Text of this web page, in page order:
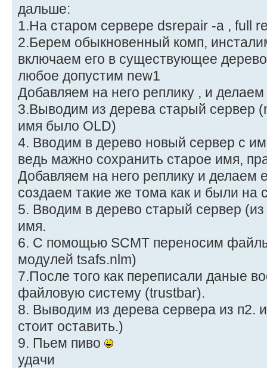
дальше:
1.На старом сервере dsrepair -a , full
2.Берем обыкновенный комп,
включаем его в существующее
любое допустим new1
Добавляем на него реплику , и
3.Выводим из дерева старый сервер
имя было OLD)
4. Вводим в дерево новый сервер с
ведь мажно сохранить старое имя,
Добавляем на него реплику и делаем
создаем такие же тома как и были на
5. Вводим в дерево старый сервер
имя.
6. C помощью SCMT переносим
модулей tsafs.nlm)
7.После того как переписали даные
файловую систему (trustbar).
8. Выводим из дерева сервера из п2.
стоит оставить.)
9. Пьем пиво
удачи